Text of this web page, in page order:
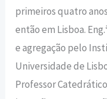
primeiros quatro
então em Lisboa.
e agregação pelo
Universidade de
Professor